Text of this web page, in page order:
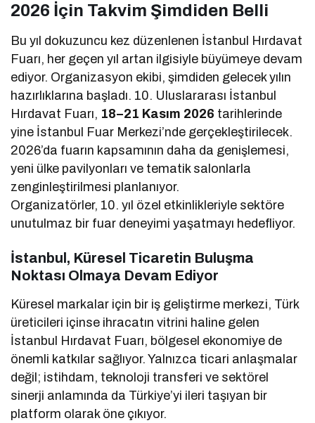
2026 İçin Takvim Şimdiden Belli
Bu yıl dokuzuncu kez düzenlenen İstanbul Hırdavat
Fuarı, her geçen yıl artan ilgisiyle büyümeye devam
ediyor. Organizasyon ekibi, şimdiden gelecek yılın
hazırlıklarına başladı. 10. Uluslararası İstanbul
Hırdavat Fuarı, 18–21 Kasım 2026 tarihlerinde
yine İstanbul Fuar Merkezi’nde gerçekleştirilecek.
2026’da fuarın kapsamının daha da genişlemesi,
yeni ülke pavilyonları ve tematik salonlarla
zenginleştirilmesi planlanıyor.
Organizatörler, 10. yıl özel etkinlikleriyle sektöre
unutulmaz bir fuar deneyimi yaşatmayı hedefliyor.
İstanbul, Küresel Ticaretin Buluşma
Noktası Olmaya Devam Ediyor
Küresel markalar için bir iş geliştirme merkezi, Türk
üreticileri içinse ihracatın vitrini haline gelen
İstanbul Hırdavat Fuarı, bölgesel ekonomiye de
önemli katkılar sağlıyor. Yalnızca ticari anlaşmalar
değil; istihdam, teknoloji transferi ve sektörel
sinerji anlamında da Türkiye’yi ileri taşıyan bir
platform olarak öne çıkıyor.